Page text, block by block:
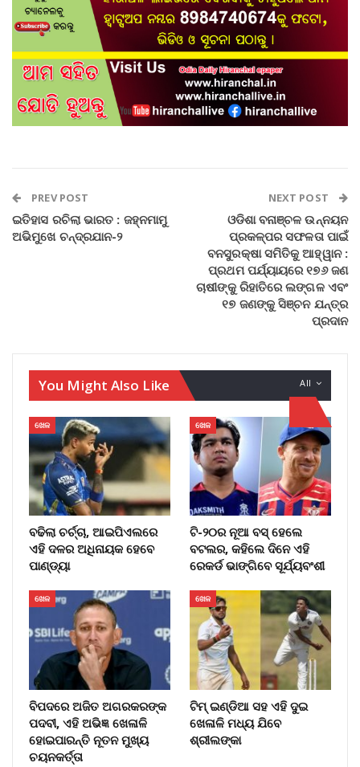
PREV POST
ଇତିହାସ ରଚିଲା ଭାରତ : ଜହ୍ନମାମୁ
ଅଭିମୁଖେ ଚନ୍ଦ୍ରଯାନ-୨
NEXT POST
ଓଡିଶା ବନାଞ୍ଚଳ ଉନ୍ନୟନ
ପ୍ରକଳ୍ପର ସଫଳତା ପାଇଁ
ବନସୁରକ୍ଷା ସମିତିକୁ ଆହ୍ୱାନ :
ପ୍ରଥମ ପର୍ଯ୍ୟାୟରେ ୧୭୬ ଜଣ
ଚାଷୀଙ୍କୁ ରିହାତିରେ ଲଙ୍ଗଳ ଏବଂ
୧୭ ଜଣଙ୍କୁ ସିଞ୍ଚନ ଯନ୍ତ୍ର
ପ୍ରଦାନ
All
You Might Also Like
ଖେଳ
ବଢିଲା ଚର୍ଚ୍ଚା, ଆଇପିଏଲରେ
ଏହି ଦଳର ଅଧିନାୟକ ହେବେ
ପାଣ୍ଡ୍ୟା
ଖେଳ
ଟି-୨୦ର ନୂଆ ବସ୍ ହେଲେ
ବଟଲର, କହିଲେ ଦିନେ ଏହି
ରେକର୍ଡ ଭାଙ୍ଗିବେ ସୂର୍ଯ୍ୟବଂଶୀ
ଖେଳ
ବିପଦରେ ଅଜିତ ଅଗରକରଙ୍କ
ପଦବୀ, ଏହି ଅଭିଜ୍ଞ ଖେଳାଳି
ହୋଇପାରନ୍ତି ନୂତନ ମୁଖ୍ୟ
ଚୟନକର୍ତ୍ତା
ଖେଳ
ଟିମ୍ ଇଣ୍ଡିଆ ସହ ଏହି ଦୁଇ
ଖେଳାଳି ମଧ୍ୟ ଯିବେ
ଶ୍ରୀଲଙ୍କା